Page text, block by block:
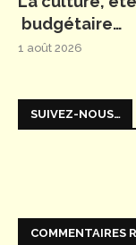
budgétaire…
1 août 2026
SUIVEZ-NOUS…
COMMENTAIRES